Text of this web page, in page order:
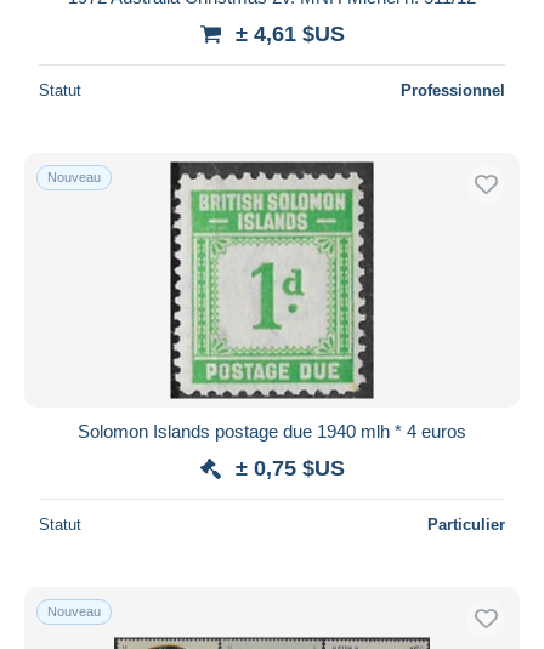
± 4,61 $US
Statut Professionnel
Nouveau
Solomon Islands postage due 1940 mlh * 4 euros
± 0,75 $US
Statut Particulier
Nouveau